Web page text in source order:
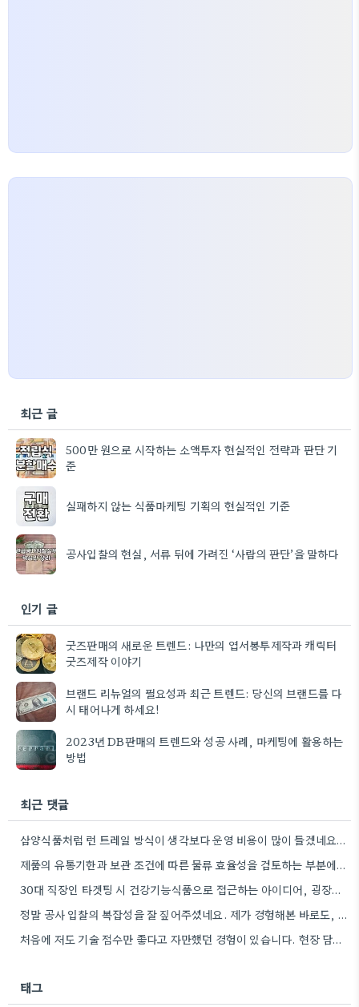
최근 글
500만 원으로 시작하는 소액투자 현실적인 전략과 판단 기
준
실패하지 않는 식품마케팅 기획의 현실적인 기준
공사입찰의 현실, 서류 뒤에 가려진 ‘사람의 판단’을 말하다
인기 글
굿즈판매의 새로운 트렌드: 나만의 엽서봉투제작과 캐릭터
굿즈제작 이야기
브랜드 리뉴얼의 필요성과 최근 트렌드: 당신의 브랜드를 다
시 태어나게 하세요!
2023년 DB판매의 트렌드와 성공 사례, 마케팅에 활용하는
방법
최근 댓글
삼양식품처럼 런 트레일 방식이 생각보다 운영 비용이 많이 들겠네요. 어떤 사람들은 그런 이벤트에 참여하는 것을…
제품의 유통기한과 보관 조건에 따른 물류 효율성을 검토하는 부분에서, 저희 회사는 냉장 유통 제품을 다루기…
30대 직장인 타겟팅 시 건강기능식품으로 접근하는 아이디어, 굉장히 현실적이라고 생각해요. 특히 B2B 시장 고려는 좋은…
정말 공사 입찰의 복잡성을 잘 짚어주셨네요. 제가 경험해본 바로도, 기술 점수만 믿고 자만하는 경우도 많고,…
처음에 저도 기술 점수만 좋다고 자만했던 경험이 있습니다. 현장 담당자의 해석 차이 때문에 탈락하는 경우…
태그